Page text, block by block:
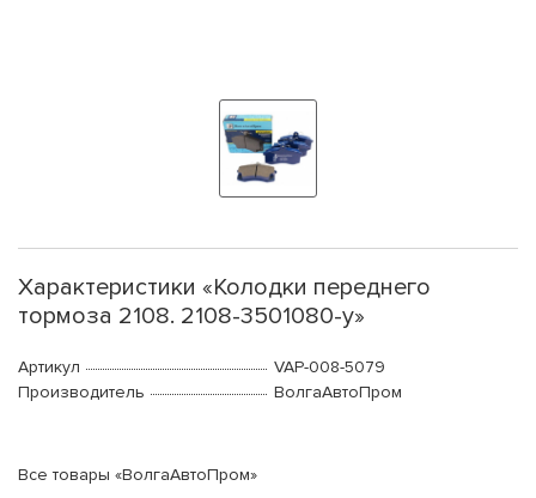
Характеристики «Колодки переднего
тормоза 2108. 2108-3501080-у»
Артикул
VAP-008-5079
Производитель
ВолгаАвтоПром
Все товары «ВолгаАвтоПром»